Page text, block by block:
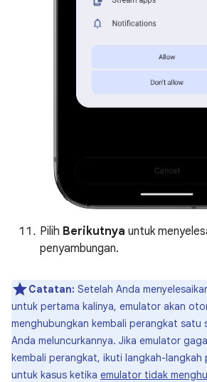
Pilih Berikutnya untuk
penyambungan.
Catatan: Setelah Anda
untuk pertama kalinya, emulator akan
menghubungkan kembali perangkat satu
Anda meluncurkannya. Jika emulator
kembali perangkat, ikuti langkah-langkah
untuk kasus ketika emulator tidak